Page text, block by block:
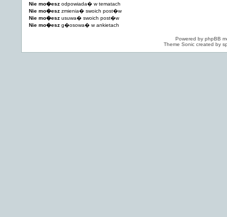
Nie mo�esz odpowiada� w tematach
Nie mo�esz zmienia� swoich post�w
Nie mo�esz usuwa� swoich post�w
Nie mo�esz g�osowa� w ankietach
Powered by phpBB
Theme Sonic created by